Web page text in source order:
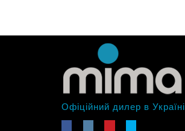
Офіційний дилер в Україні